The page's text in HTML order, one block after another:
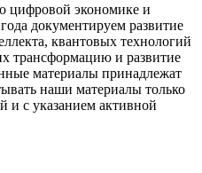
цифровой экономике и
документируем развитие
квантовых технологий
трансформацию и развитие
материалы принадлежат
наши материалы только
и с указанием активной